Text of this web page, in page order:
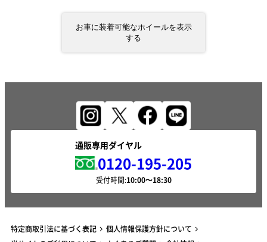
お車に装着可能なホイールを表示
する
通販専用ダイヤル
0120-195-205
受付時間:
特定商取引法に基づく表記
個人情報保護方針について